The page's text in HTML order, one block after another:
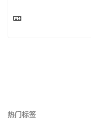
热门标签